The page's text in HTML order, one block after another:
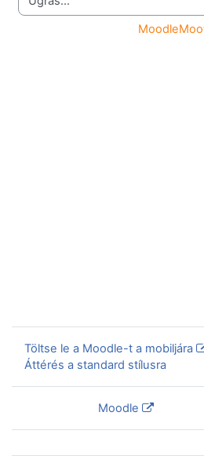
Ugrás...
Töltse le a Moodle-t a mobiljára
Áttérés a standard stílusra
Moodle